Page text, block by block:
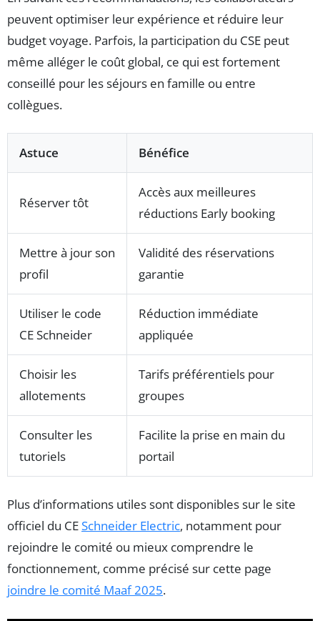
peuvent optimiser leur expérience et réduire leur
budget voyage. Parfois, la participation du CSE peut
même alléger le coût global, ce qui est fortement
conseillé pour les séjours en famille ou entre
collègues.
Astuce Bénéfice
Réserver tôt
Accès aux meilleures
réductions Early booking
Mettre à jour son
profil
Validité des réservations
garantie
Utiliser le code
CE Schneider
Réduction immédiate
appliquée
Choisir les
allotements
Tarifs préférentiels pour
groupes
Consulter les
tutoriels
Facilite la prise en main du
portail
Plus d’informations utiles sont disponibles sur le site
officiel du CESchneider Electric, notamment pour
rejoindre le comité ou mieux comprendre le
fonctionnement, comme précisé sur cette page
joindre le comité Maaf 2025.